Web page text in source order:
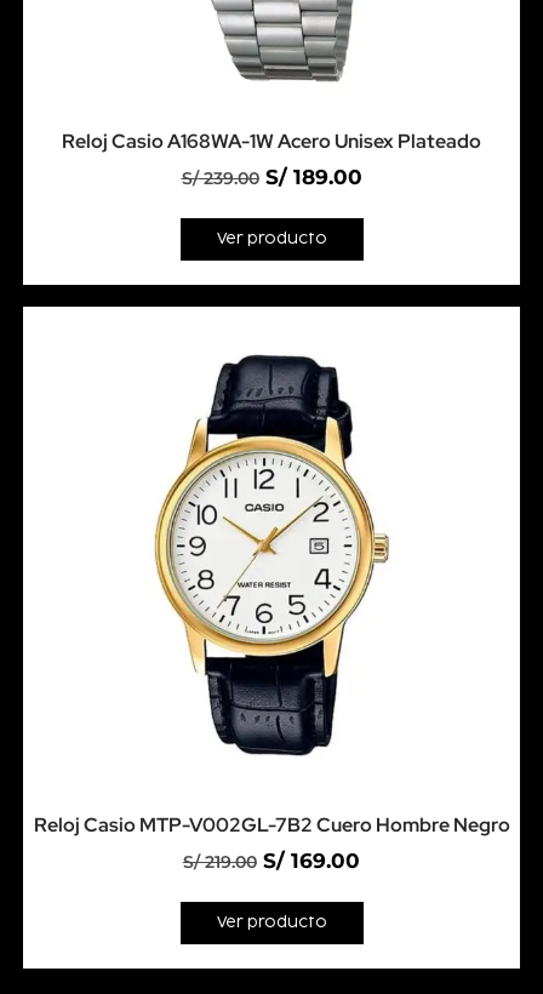
Reloj Casio A168WA-1W Acero Unisex Plateado
S/239.00 S/189.00
Ver producto
Reloj Casio MTP-V002GL-7B2 Cuero Hombre Negro
S/219.00 S/ 169.00
Ver producto